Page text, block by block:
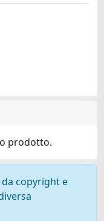
prodotto.
copyright e